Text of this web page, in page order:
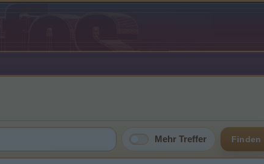
Mehr Treffer Finden